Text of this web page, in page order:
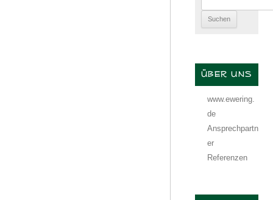
nach:
ÜBER UNS
www.ewering.
de
Ansprechpartn
er
Referenzen